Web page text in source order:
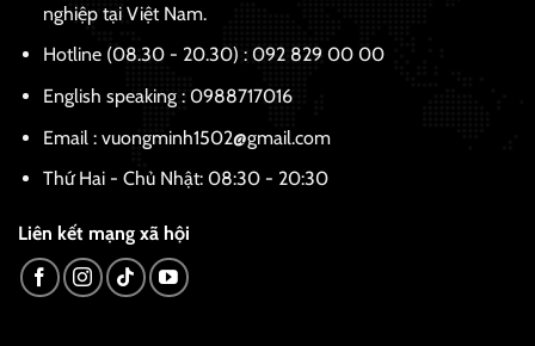
nghiệp tại Việt Nam.
Hotline (08.30 - 20.30) : 092 829 00 00
English speaking : 0988717016
Email : vuongminh1502@gmail.com
Thứ Hai - Chủ Nhật: 08:30 - 20:30
Liên kết mạng xã hội